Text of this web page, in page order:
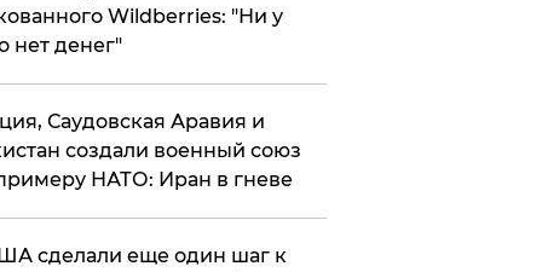
Wildberries: "Ни у
нет денег"
Саудовская Аравия и
создали военный союз
НАТО: Иран в гневе
сделали еще один шаг к